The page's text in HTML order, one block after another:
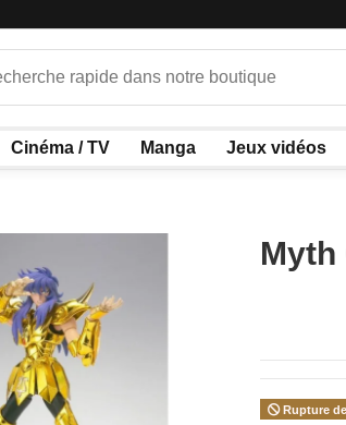
Cinéma / TV Manga Jeux vidéos
Myth
Rupture